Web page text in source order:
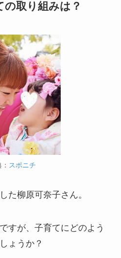
の取り組みは？
スポニチ
た柳原可奈子さん。
すが、子育てにどのよう
ょうか？